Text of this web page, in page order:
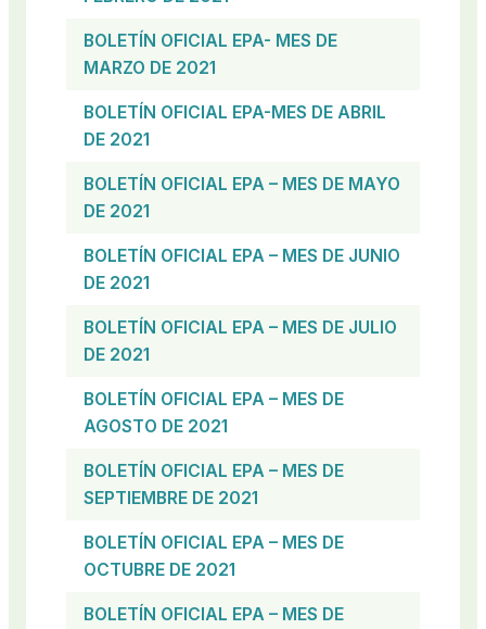
BOLETÍN OFICIAL EPA- MES DE
MARZO DE 2021
BOLETÍN OFICIAL EPA-MES DE ABRIL
DE 2021
BOLETÍN OFICIAL EPA – MES DE MAYO
DE 2021
BOLETÍN OFICIAL EPA – MES DE JUNIO
DE 2021
BOLETÍN OFICIAL EPA – MES DE JULIO
DE 2021
BOLETÍN OFICIAL EPA – MES DE
AGOSTO DE 2021
BOLETÍN OFICIAL EPA – MES DE
SEPTIEMBRE DE 2021
BOLETÍN OFICIAL EPA – MES DE
OCTUBRE DE 2021
BOLETÍN OFICIAL EPA – MES DE